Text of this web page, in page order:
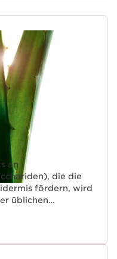
an
die die
fördern, wird
üblichen
Eigenschaften